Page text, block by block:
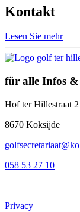
Kontakt
Lesen Sie mehr
für alle Infos &
Hof ter Hillestraat 2
8670 Koksijde
058 53 27 10
Privacy